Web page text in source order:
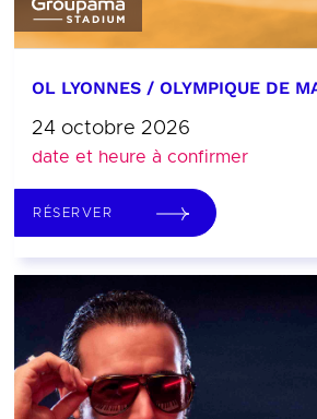
OL LYONNES / OLYMPIQUE DE
24 octobre 2026
date et heure à confirmer
RÉSERVER